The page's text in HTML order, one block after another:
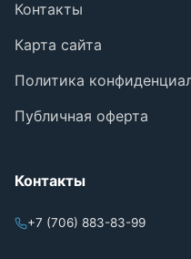
Контакты
Карта сайта
Политика
Публичная оферта
Контакты
+7 (706) 883-83-99